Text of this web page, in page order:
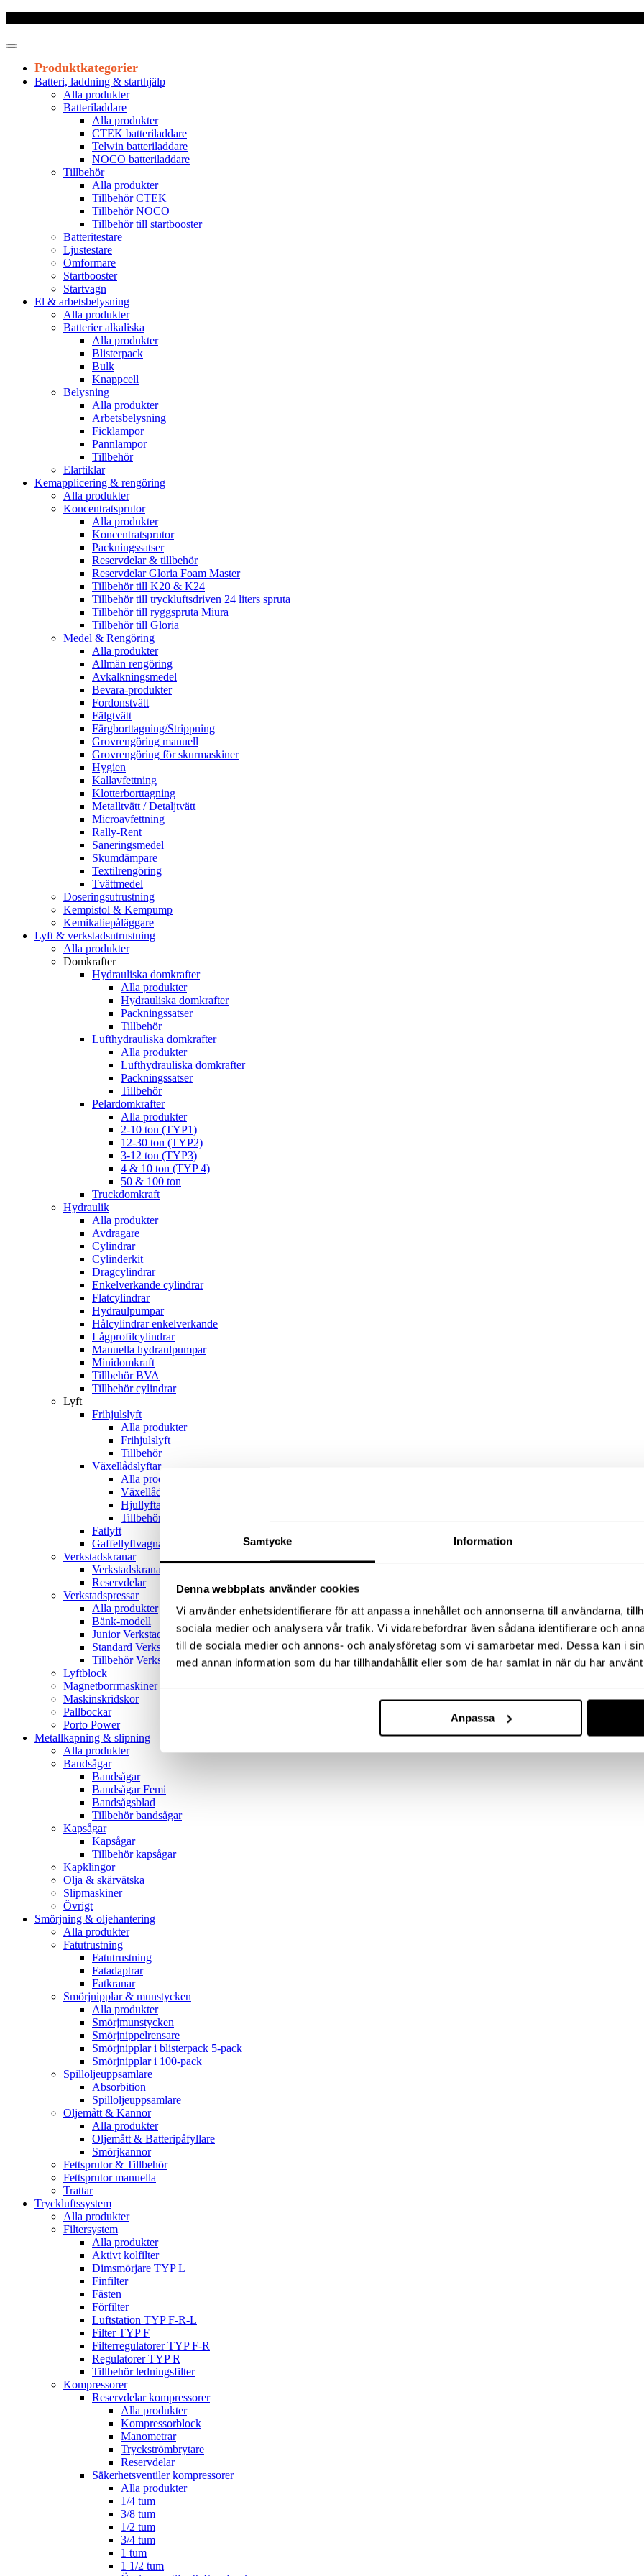
Samtycke Information
Denna webbplats använder cookies
Vi använder enhetsidentifierare för att anpassa innehållet och annonserna till användarna,
sociala medier och analysera vår trafik. Vi vidarebefordrar även sådana identifierare och
till de sociala medier och annons- och analysföretag som vi samarbetar med. Dessa kan i
med annan information som du har tillhandahållit eller som de har samlat in när du har
Anpassa
Produktkategorier
Batteri, laddning & starthjälp
Alla produkter
Batteriladdare
Alla produkter
CTEK batteriladdare
Telwin batteriladdare
NOCO batteriladdare
Tillbehör
Alla produkter
Tillbehör CTEK
Tillbehör NOCO
Tillbehör till startbooster
Batteritestare
Ljustestare
Omformare
Startbooster
Startvagn
El & arbetsbelysning
Alla produkter
Batterier alkaliska
Alla produkter
Blisterpack
Bulk
Knappcell
Belysning
Alla produkter
Arbetsbelysning
Ficklampor
Pannlampor
Tillbehör
Elartiklar
Kemapplicering & rengöring
Alla produkter
Koncentratsprutor
Alla produkter
Koncentratsprutor
Packningssatser
Reservdelar & tillbehör
Reservdelar Gloria Foam Master
Tillbehör till K20 & K24
Tillbehör till tryckluftsdriven 24 liters spruta
Tillbehör till ryggspruta Miura
Tillbehör till Gloria
Medel & Rengöring
Alla produkter
Allmän rengöring
Avkalkningsmedel
Bevara-produkter
Fordonstvätt
Fälgtvätt
Färgborttagning/Strippning
Grovrengöring manuell
Grovrengöring för skurmaskiner
Hygien
Kallavfettning
Klotterborttagning
Metalltvätt / Detaljtvätt
Microavfettning
Rally-Rent
Saneringsmedel
Skumdämpare
Textilrengöring
Tvättmedel
Doseringsutrustning
Kempistol & Kempump
Kemikaliepåläggare
Lyft & verkstadsutrustning
Alla produkter
Domkrafter
Hydrauliska domkrafter
Alla produkter
Hydrauliska domkrafter
Packningssatser
Tillbehör
Lufthydrauliska domkrafter
Alla produkter
Lufthydrauliska domkrafter
Packningssatser
Tillbehör
Pelardomkrafter
Alla produkter
2-10 ton (TYP1)
12-30 ton (TYP2)
3-12 ton (TYP3)
4 & 10 ton (TYP 4)
50 & 100 ton
Truckdomkraft
Hydraulik
Alla produkter
Avdragare
Cylindrar
Cylinderkit
Dragcylindrar
Enkelverkande cylindrar
Flatcylindrar
Hydraulpumpar
Hålcylindrar enkelverkande
Lågprofilcylindrar
Manuella hydraulpumpar
Minidomkraft
Tillbehör BVA
Tillbehör cylindrar
Lyft
Frihjulslyft
Alla produkter
Frihjulslyft
Tillbehör
Växellådslyftar
Alla produkter
Växellådslyftar
Hjullyftar
Tillbehör
Fatlyft
Gaffellyftvagnar
Verkstadskranar
Verkstadskranar
Reservdelar
Verkstadspressar
Alla produkter
Bänk-modell
Junior Verkstadspress
Standard Verkstadspress
Tillbehör Verkstadspressar
Lyftblock
Magnetborrmaskiner
Maskinskridskor
Pallbockar
Porto Power
Metallkapning & slipning
Alla produkter
Bandsågar
Bandsågar
Bandsågar Femi
Bandsågsblad
Tillbehör bandsågar
Kapsågar
Kapsågar
Tillbehör kapsågar
Kapklingor
Olja & skärvätska
Slipmaskiner
Övrigt
Smörjning & oljehantering
Alla produkter
Fatutrustning
Fatutrustning
Fatadaptrar
Fatkranar
Smörjnipplar & munstycken
Alla produkter
Smörjmunstycken
Smörjnippelrensare
Smörjnipplar i blisterpack 5-pack
Smörjnipplar i 100-pack
Spilloljeuppsamlare
Absorbition
Spilloljeuppsamlare
Oljemått & Kannor
Alla produkter
Oljemått & Batteripåfyllare
Smörjkannor
Fettsprutor & Tillbehör
Fettsprutor manuella
Trattar
Tryckluftssystem
Alla produkter
Filtersystem
Alla produkter
Aktivt kolfilter
Dimsmörjare TYP L
Finfilter
Fästen
Förfilter
Luftstation TYP F-R-L
Filter TYP F
Filterregulatorer TYP F-R
Regulatorer TYP R
Tillbehör ledningsfilter
Kompressorer
Reservdelar kompressorer
Alla produkter
Kompressorblock
Manometrar
Tryckströmbrytare
Reservdelar
Säkerhetsventiler kompressorer
Alla produkter
1/4 tum
3/8 tum
1/2 tum
3/4 tum
1 tum
1 1/2 tum